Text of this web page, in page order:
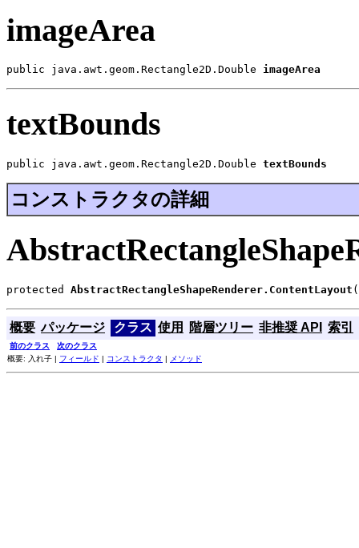
imageArea
public java.awt.geom.Rectangle2D.Double imageArea
textBounds
public java.awt.geom.Rectangle2D.Double textBounds
コンストラクタの詳細
protected AbstractRectangleShapeRenderer.ContentLayout
概要 パッケージ クラス 使用 階層ツリー 非推奨 API 索引
前のクラス
次のクラス
概要: 入れ子 | フィールド | コンストラクタ | メソッド